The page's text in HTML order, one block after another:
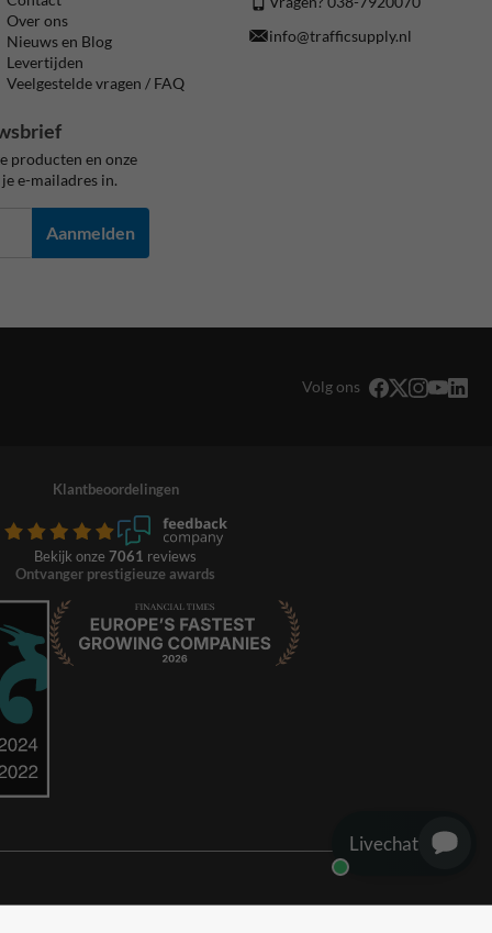
Over ons
Nieuws en Blog
Levertijden
Veelgestelde vragen / FAQ
info@trafficsupply.nl
producten en onze
e-mailadres in.
Aanmelden
Volg ons
Klantbeoordelingen
Bekijk onze 7061 reviews
Ontvanger prestigieuze awards
Livechat